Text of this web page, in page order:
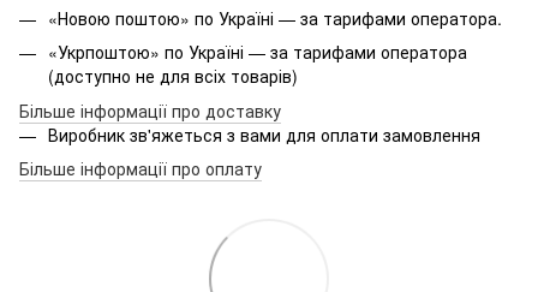
«Новою поштою» по Україні — за тарифами оператора.
«Укрпоштою» по Україні — за тарифами оператора
(доступно не для всіх товарів)
Більше інформації про доставку
Виробник зв'яжеться з вами для оплати замовлення
Більше інформації про оплату